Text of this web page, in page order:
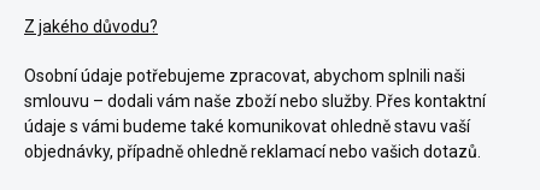
Z jakého důvodu?
Osobní údaje potřebujeme zpracovat, abychom splnili naši
smlouvu – dodali vám naše zboží nebo služby. Přes kontaktní
údaje s vámi budeme také komunikovat ohledně stavu vaší
objednávky, případně ohledně reklamací nebo vašich dotazů.